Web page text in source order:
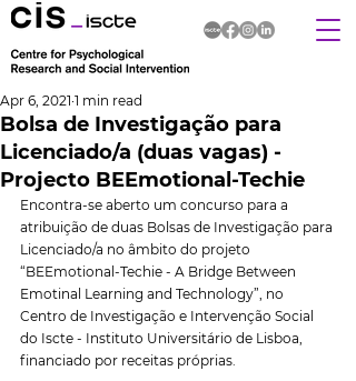
Bolsa de Investigação para
Licenciado/a (duas vagas) -
Projecto BEEmotional-Techie
Apr 6, 2021 1 min read
Encontra-se aberto um concurso para a
atribuição de duas Bolsas de Investigação para
Licenciado/a no âmbito do projeto
“BEEmotional-Techie - A Bridge Between
Emotinal Learning and Technology”, no
Centro de Investigação e Intervenção Social
do Iscte - Instituto Universitário de Lisboa,
financiado por receitas próprias.